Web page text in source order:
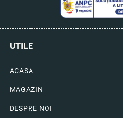
UTILE
ACASA
MAGAZIN
DESPRE NOI